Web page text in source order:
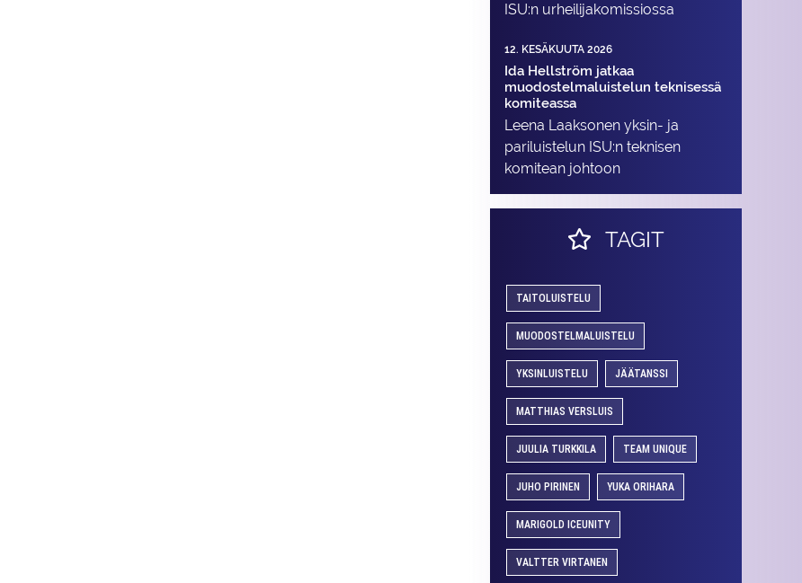
ISU:n urheilija­komissiossa
12. KESÄKUUTA 2026
Ida Hellström jatkaa
muodostelmaluistelun teknisessä
komiteassa
Leena Laaksonen yksin- ja
pariluistelun ISU:n teknisen
komitean johtoon
TAGIT
TAITOLUISTELU
MUODOSTELMALUISTELU
YKSINLUISTELU JÄÄTANSSI
MATTHIAS VERSLUIS
JUULIA TURKKILA TEAM UNIQUE
JUHO PIRINEN YUKA ORIHARA
MARIGOLD ICEUNITY
VALTTER VIRTANEN